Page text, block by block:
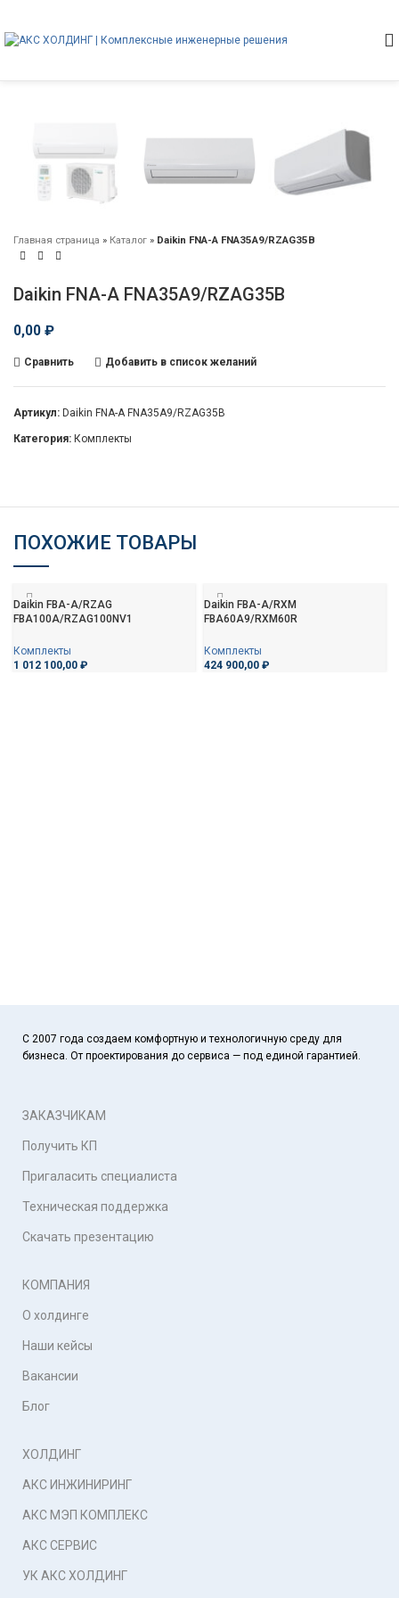
Главная страница » Каталог » Daikin FNA-A FNA35A9/RZAG35B
Daikin FNA-A FNA35A9/RZAG35B
0,00 ₽
Сравнить Добавить в список желаний
Артикул: Daikin FNA-A FNA35A9/RZAG35B
Категория: Комплекты
ПОХОЖИЕ ТОВАРЫ
Daikin FBA-A/RZAG
FBA100A/RZAG100NV1
Комплекты
1 012 100,00 ₽
Daikin FBA-A/RXM
FBA60A9/RXM60R
Комплекты
424 900,00 ₽
С 2007 года создаем комфортную и технологичную среду для
бизнеса. От проектирования до сервиса — под единой гарантией.
ЗАКАЗЧИКАМ
Получить КП
Пригаласить специалиста
Техническая поддержка
Скачать презентацию
КОМПАНИЯ
О холдинге
Наши кейсы
Вакансии
Блог
ХОЛДИНГ
АКС ИНЖИНИРИНГ
АКС МЭП КОМПЛЕКС
АКС СЕРВИС
УК АКС ХОЛДИНГ